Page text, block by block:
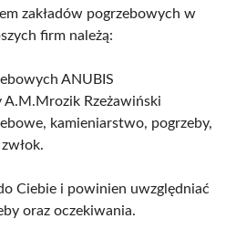
zakładów pogrzebowych w
firm należą:
ANUBIS
A.M.Mrozik Rzeżawiński
kamieniarstwo, pogrzeby,
Ciebie i powinien uwzględniać
oraz oczekiwania.